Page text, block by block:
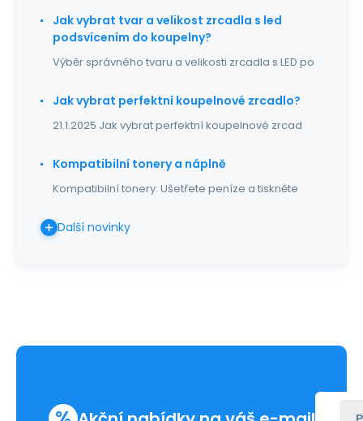
Jak vybrat tvar a velikost zrcadla s led
podsvícením do koupelny?
Výběr správného tvaru a velikosti zrcadla s LED po
Jak vybrat perfektní koupelnové zrcadlo?
21.1.2025 Jak vybrat perfektní koupelnové zrcad
Kompatibilní tonery a náplně
Kompatibilní tonery: Ušetřete peníze a tiskněte
Další novinky